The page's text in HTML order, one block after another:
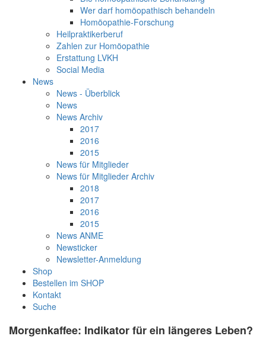
Wer darf homöopathisch behandeln
Homöopathie-Forschung
Heilpraktikerberuf
Zahlen zur Homöopathie
Erstattung LVKH
Social Media
News
News - Überblick
News
News Archiv
2017
2016
2015
News für Mitglieder
News für Mitglieder Archiv
2018
2017
2016
2015
News ANME
Newsticker
Newsletter-Anmeldung
Shop
Bestellen im SHOP
Kontakt
Suche
Morgenkaffee: Indikator für ein längeres Leben?